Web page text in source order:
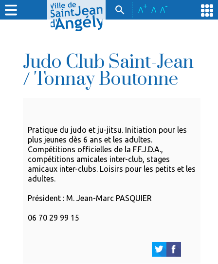
A+ A A-
Judo Club Saint-Jean
/ Tonnay Boutonne
Pratique du judo et ju-jitsu. Initiation pour les
plus jeunes dès 6 ans et les adultes.
Compétitions officielles de la F.F.J.D.A.,
compétitions amicales inter-club, stages
amicaux inter-clubs. Loisirs pour les petits et les
adultes.
Président : M. Jean-Marc PASQUIER
06 70 29 99 15